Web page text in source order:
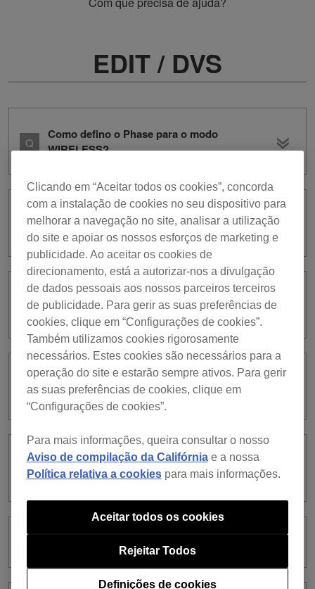
EDIT / DVS
Como defino o Phase para o modo
WIRELESS?
Existem alguns tipos de ficheiro que eu
não posso editar?
Posso usar o modo EDIT com o plano
Free ou Core?
Em que formatos de ficheiro posso
gerar um ficheiro áudio?
Posso criar um novo ficheiro áudio,
editando várias faixas?
Clicando em “Aceitar todos os cookies”, concorda
com a instalação de cookies no seu dispositivo para
melhorar a navegação no site, analisar a utilização
do site e apoiar os nossos esforços de marketing e
publicidade. Ao aceitar os cookies de
direcionamento, está a autorizar-nos a divulgação
de dados pessoais aos nossos parceiros terceiros
de publicidade. Para gerir as suas preferências de
cookies, clique em “Configurações de cookies”.
Também utilizamos cookies rigorosamente
necessários. Estes cookies são necessários para a
operação do site e estarão sempre ativos. Para gerir
as suas preferências de cookies, clique em
“Configurações de cookies”.
Para mais informações, queira consultar o nosso
Aviso de compilação da Califórniae a nossa
Política relativa a cookiespara mais informações.
Definições de cookies
Rejeitar Todos
Aceitar todos os cookies